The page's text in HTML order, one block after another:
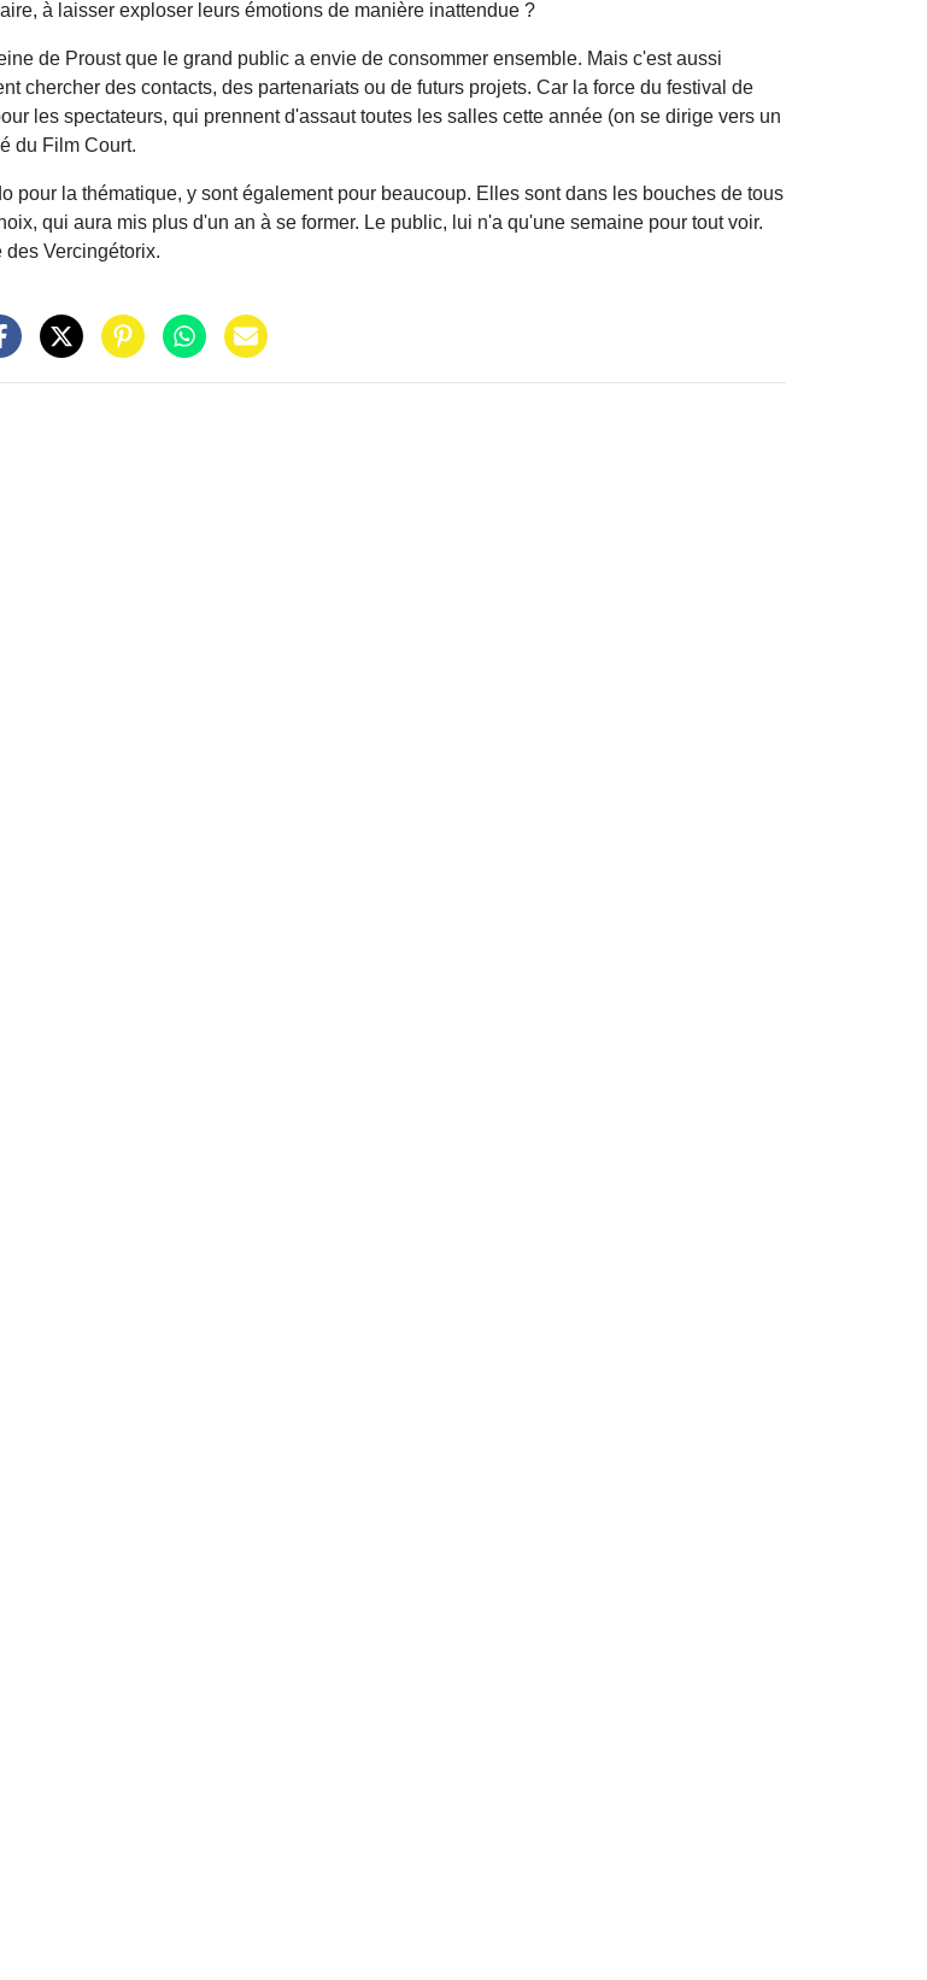
à laisser exploser leurs émotions de manière inattendue ?
de Proust que le grand public a envie de consommer ensemble. Mais c'est aussi
chercher des contacts, des partenariats ou de futurs projets. Car la force du festival de
les spectateurs, qui prennent d'assaut toutes les salles cette année (on se dirige vers un
du Film Court.
pour la thématique, y sont également pour beaucoup. Elles sont dans les bouches de tous
qui aura mis plus d'un an à se former. Le public, lui n'a qu'une semaine pour tout voir.
des Vercingétorix.